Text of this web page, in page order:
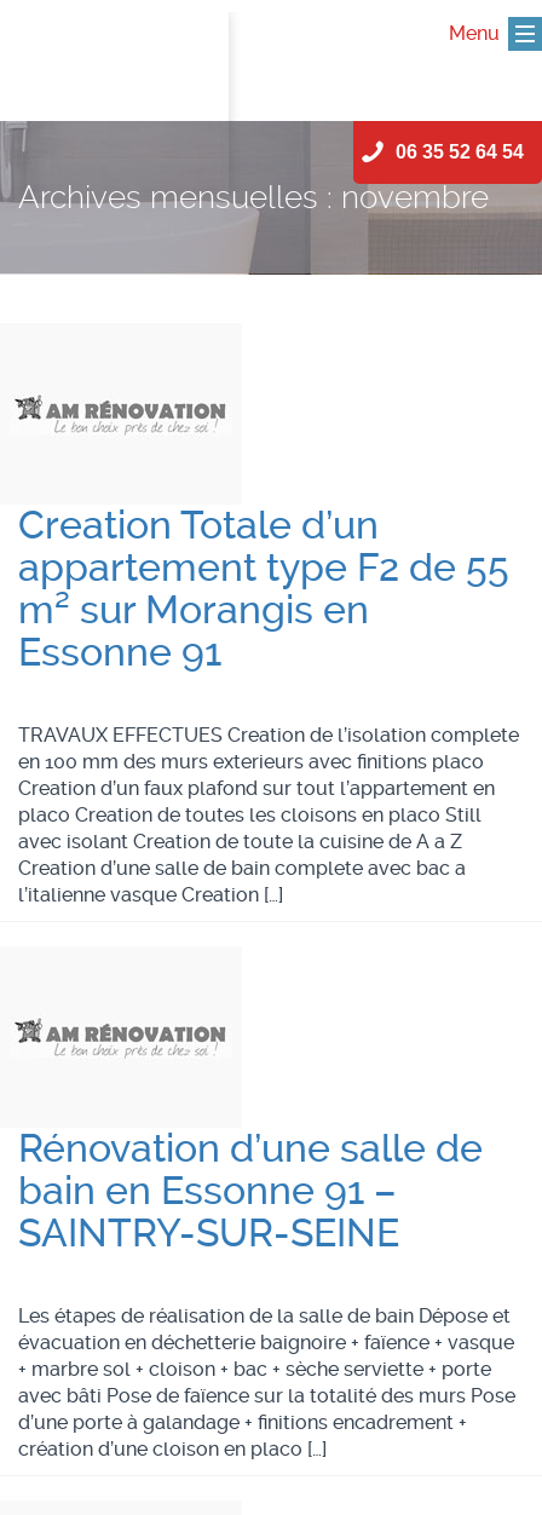
Skip
content
Menu
Archives mensuelles : novembre
06 35 52 64 54
Creation Totale d’un
appartement type F2 de 55
m² sur Morangis en
Essonne 91
TRAVAUX EFFECTUES Creation de l’isolation complete
en 100 mm des murs exterieurs avec finitions placo
Creation d’un faux plafond sur tout l’appartement en
placo Creation de toutes les cloisons en placo Still
avec isolant Creation de toute la cuisine de A a Z
Creation d’une salle de bain complete avec bac a
l’italienne vasque Creation […]
Rénovation d’une salle de
bain en Essonne 91 –
SAINTRY-SUR-SEINE
Les étapes de réalisation de la salle de bain Dépose et
évacuation en déchetterie baignoire + faïence + vasque
+ marbre sol + cloison + bac + sèche serviette + porte
avec bâti Pose de faïence sur la totalité des murs Pose
d’une porte à galandage + finitions encadrement +
création d’une cloison en placo […]